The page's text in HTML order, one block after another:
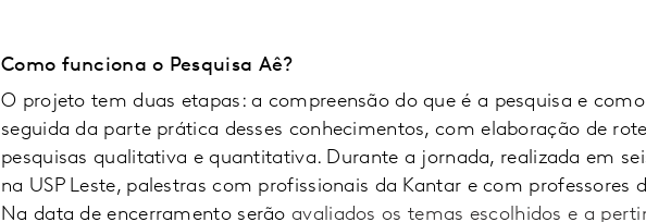
Como funciona o Pesquisa Aê?
O projeto tem duas etapas: a compreensão do que é a pesquisa e
seguida da parte prática desses conhecimentos, com elaboração de
pesquisas qualitativa e quantitativa. Durante a jornada, realizada em
na USP Leste, palestras com profissionais da Kantar e com professores
Na data de encerramento serão avaliados os temas escolhidos e a